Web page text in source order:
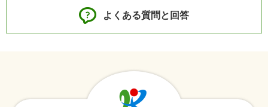
よくある質問と回答